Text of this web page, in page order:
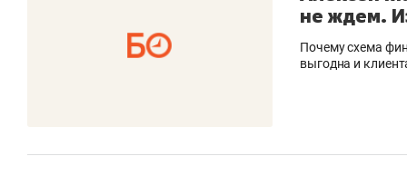
не ждем.
Почему схема
выгодна и